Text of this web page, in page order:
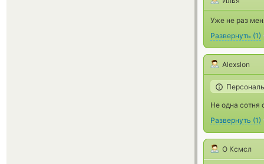
Уже не раз
Развернуть (1)
Alexslon
Не одна сотня
Развернуть (1)
О Ксмсл